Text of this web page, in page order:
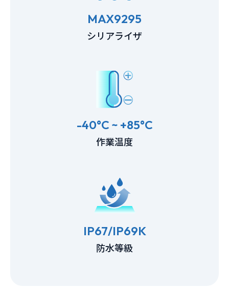
MAX9295
シリアライザ
-40°C ~ +85°C
作業温度
IP67/IP69K
防水等級